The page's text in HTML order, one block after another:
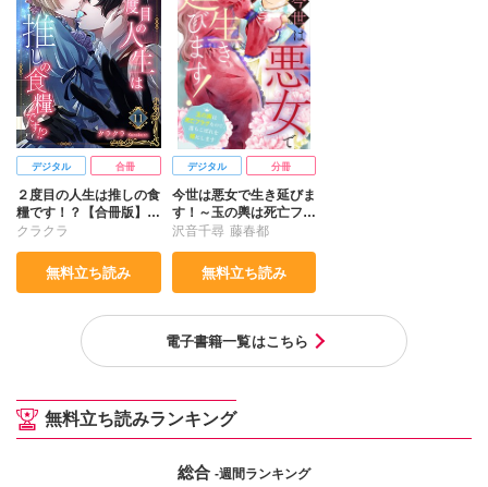
デジタル 合冊
２度目の人生は推しの食
糧です！？【合冊版】1
1
クラクラ
無料立ち読み
デジタル 分冊
今世は悪女で生き延びま
す！～玉の輿は死亡フラ
グなので、落ちこぼれを
沢音千尋 藤春都
無料立ち読み
電子書籍一覧はこちら
無料立ち読みランキング
総合 -週間ランキング